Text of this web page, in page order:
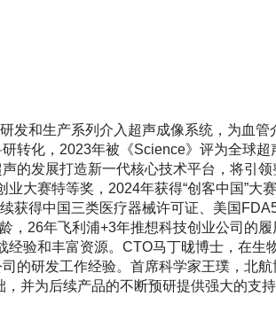
发和生产系列介入超声成像系统，为血管
转化，2023年被《Science》评为全球超
的发展打造新一代核心技术平台，将引
大赛特等奖，2024年获得“创客中国”大
获得中国三类医疗器械许可证、美国
，26年飞利浦+3年推想科技创业公司的履
验和丰富资源。CTO马丁昽博士，在生
的研发工作经验。首席科学家王璞，北
并为后续产品的不断预研提供强大的支持